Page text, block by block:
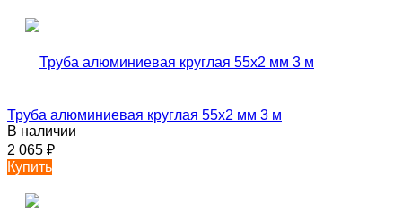
Труба алюминиевая круглая 55х2 мм 3 м
В наличии
2 065 ₽
Купить